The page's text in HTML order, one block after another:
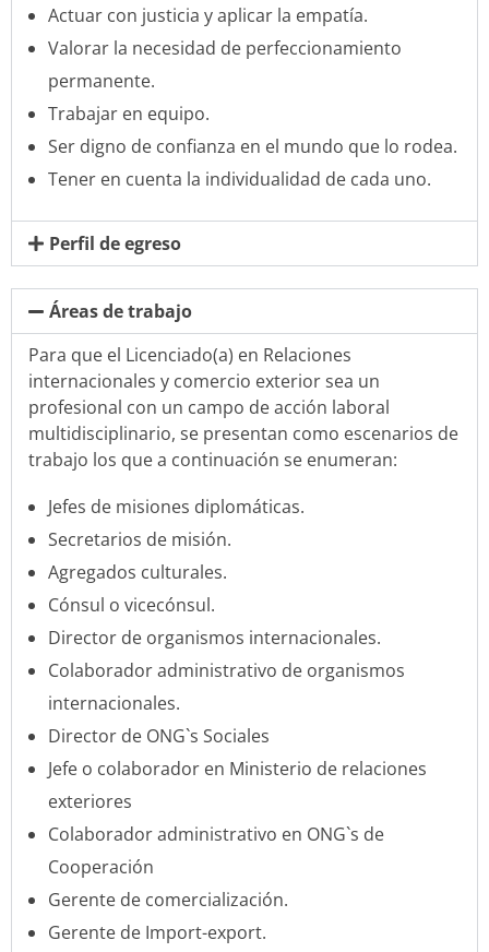
Actuar con justicia y aplicar la empatía.
Valorar la necesidad de perfeccionamiento
permanente.
Trabajar en equipo.
Ser digno de confianza en el mundo que lo rodea.
Tener en cuenta la individualidad de cada uno.
Perfil de egreso
Áreas de trabajo
Para que el Licenciado(a) en Relaciones
internacionales y comercio exterior sea un
profesional con un campo de acción laboral
multidisciplinario, se presentan como escenarios de
trabajo los que a continuación se enumeran:
Jefes de misiones diplomáticas.
Secretarios de misión.
Agregados culturales.
Cónsul o vicecónsul.
Director de organismos internacionales.
Colaborador administrativo de organismos
internacionales.
Director de ONG`s Sociales
Jefe o colaborador en Ministerio de relaciones
exteriores
Colaborador administrativo en ONG`s de
Cooperación
Gerente de comercialización.
Gerente de Import-export.